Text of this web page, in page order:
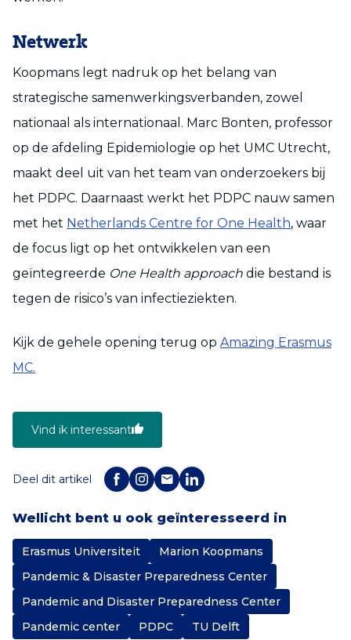
Netwerk
Koopmans legt nadruk op het belang van
strategische samenwerkingsverbanden, zowel
nationaal als internationaal. Marc Bonten, professor
op de afdeling Epidemiologie op het UMC Utrecht,
maakt deel uit van het team van onderzoekers bij
het PDPC. Daarnaast werkt het PDPC nauw samen
met het Netherlands Centre for One Health, waar
de focus ligt op het ontwikkelen van een
geïntegreerde One Health approach die bestand is
tegen de risico’s van infectieziekten.
Kijk de gehele opening terug op Amazing Erasmus
MC.
Vind ik interessant
Deel dit artikel
Wellicht bent u ook geïnteresseerd in
Erasmus Universiteit
Marion Koopmans
Pandemic & Disaster Preparedness Center
Pandemic and Disaster Preparedness Center
Pandemic center
PDPC TU Delft